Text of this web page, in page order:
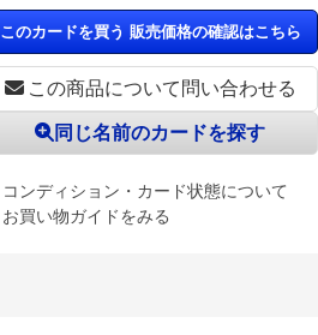
この商品について問い合わせる
同じ名前のカードを探す
コンディション・カード状態について
お買い物ガイドをみる
このカードを買う 販売価格の確認はこちら